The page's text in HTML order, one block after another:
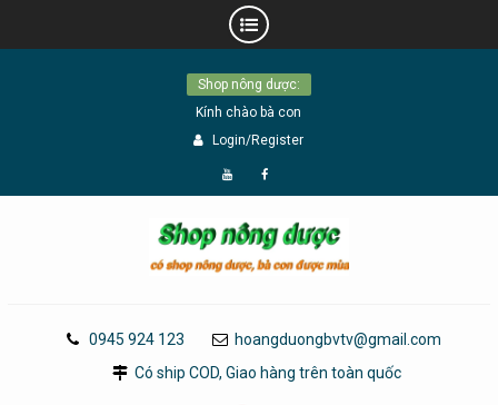
Shop nông dược:
Kính chào bà con
Login/Register
Đăng
YouTube
Page
0945 924 123
hoangduongbvtv@gmail.com
Có ship COD, Giao hàng trên toàn quốc